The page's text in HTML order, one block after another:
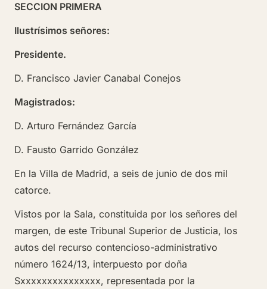
SECCION PRIMERA
Ilustrísimos señores:
Presidente.
D. Francisco Javier Canabal Conejos
Magistrados:
D. Arturo Fernández García
D. Fausto Garrido González
En la Villa de Madrid, a seis de junio de dos mil
catorce.
Vistos por la Sala, constituida por los señores del
margen, de este Tribunal Superior de Justicia, los
autos del recurso conten­cioso-administrativo
número 1624/13, interpuesto por doña
Sxxxxxxxxxxxxxxx, representada por la